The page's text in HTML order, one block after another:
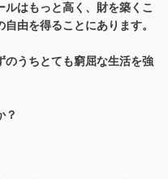
はもっと高く、財を築くこ
由を得ることにあります。
のうちとても窮屈な生活を強
？